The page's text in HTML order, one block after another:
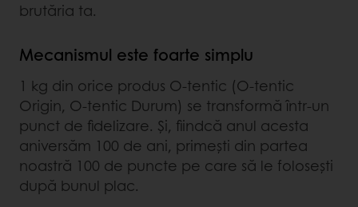
brutăria ta.
Mecanismul este foarte simplu
1 kg din orice produs O-tentic (O-tentic
Origin, O-tentic Durum) se transformă într-un
punct de fidelizare. Și, fiindcă anul acesta
aniversăm 100 de ani, primești din partea
noastră 100 de puncte pe care să le folosești
după bunul plac.